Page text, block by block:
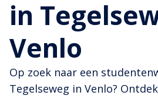
in
Venlo
Op zoek naar een
Tegelseweg in Venlo?